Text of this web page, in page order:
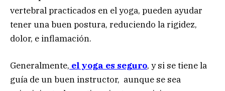
vertebral practicados en el yoga, pueden ayudar
tener una buen postura, reduciendo la rigidez,
dolor, e inflamación.
Generalmente, el yoga es seguro, y si se tiene la
guía de un buen instructor, aunque se sea